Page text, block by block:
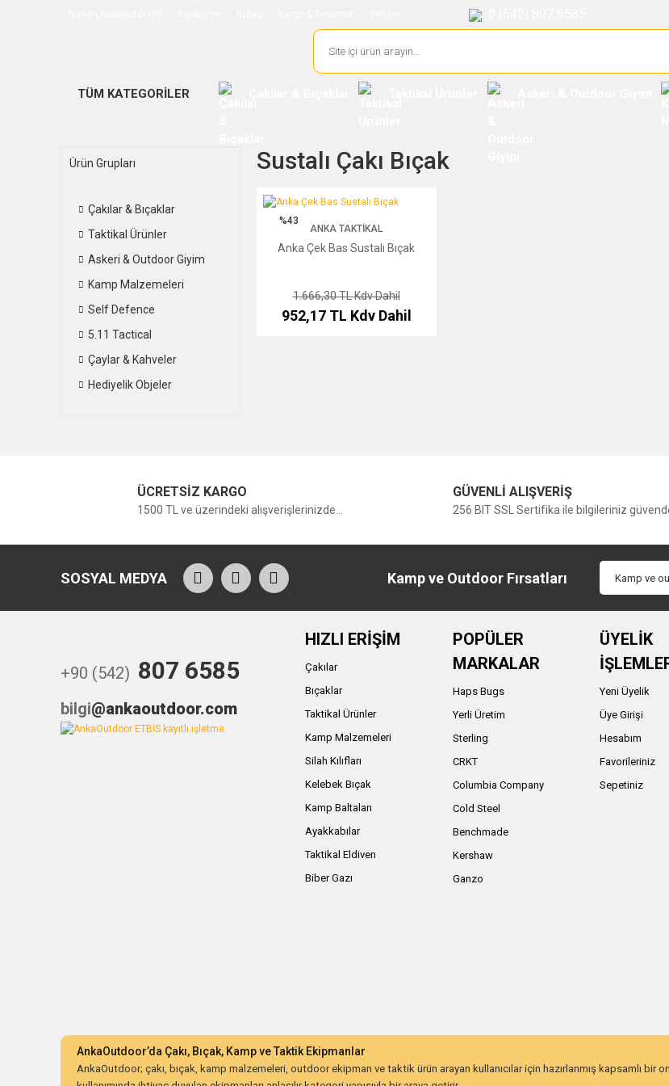
TÜM KATEGORİLER
Ürün Grupları
Çakılar & Bıçaklar
Taktikal Ürünler
Askeri & Outdoor Giyim
Kamp Malzemeleri
Self Defence
5.11 Tactical
Çaylar & Kahveler
Hediyelik Objeler
Sustalı Çakı Bıçak
Anka Çek Bas Sustalı Bıçak
%43
ANKA TAKTIKAL
Anka Çek Bas Sustalı Bıçak
1.666,30 TLKdv Dahil
952,17 TL Kdv Dahil
ÜCRETSİZ KARGO
1500 TL ve üzerindeki alışverişlerinizde...
GÜVENLİ ALIŞVERİŞ
256 BIT SSL Sertifika ile bilgileriniz
SOSYAL MEDYA Kamp ve Outdoor Fırsatları
+90 (542) 807 6585
bilgi@ankaoutdoor.com
HIZLI ERİŞİM
Çakılar
Bıçaklar
Taktikal Ürünler
Kamp Malzemeleri
Silah Kılıfları
Kelebek Bıçak
Kamp Baltaları
Ayakkabılar
Taktikal Eldiven
Biber Gazı
POPÜLER
MARKALAR
Haps Bugs
Yerli Üretim
Sterling
CRKT
Columbia Company
Cold Steel
Benchmade
Kershaw
Ganzo
ÜYELİK
Yeni Üyelik
Üye Girişi
Hesabım
Favorileriniz
Sepetiniz
AnkaOutdoor’da Çakı, Bıçak, Kamp ve Taktik Ekipmanlar
AnkaOutdoor; çakı, bıçak, kamp malzemeleri, outdoor ekipman ve taktik ürün arayan kullanıcılar için hazırlanmış kapsamlı bir